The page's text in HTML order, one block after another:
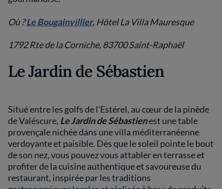
Où ?Le Bougainvillier, Hôtel La Villa Mauresque
1792 Rte de la Corniche, 83700 Saint-Raphaël
Le Jardin de Sébastien
Situé entre les golfs de l'Estérel, au cœur de la pinède
de Valéscure, Le Jardin de Sébastienest une table
provençale nichée dans une villa méditerranéenne
verdoyante et paisible. Dès que le soleil pointe le bout
de son nez, vous pouvez vous attabler en terrasse et
profiter de la cuisine authentique et savoureuse du
restaurant, inspirée par les traditions